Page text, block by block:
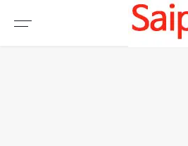
여행정보
생활정보